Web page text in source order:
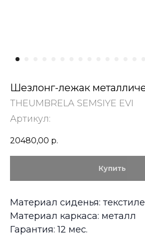
Шезлонг-лежак
THEUMBRELA SEMSIYE EVI
Артикул:
20480,00 р.
Купить
Материал сиденья:
Материал каркаса: металл
Гарантия: 12 мес.